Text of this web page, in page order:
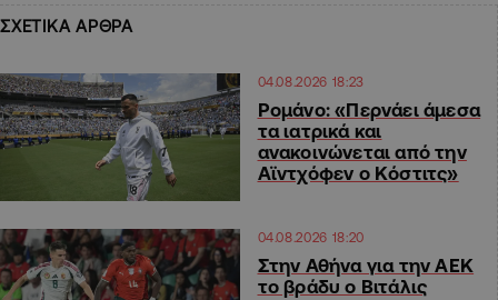
ΣΧΕΤΙΚΑ ΑΡΘΡΑ
04.08.2026 18:23
Ρομάνο: «Περνάει άμεσα
τα ιατρικά και
ανακοινώνεται από την
Αϊντχόφεν ο Κόστιτς»
04.08.2026 18:20
Στην Αθήνα για την ΑΕΚ
το βράδυ ο Βιτάλις